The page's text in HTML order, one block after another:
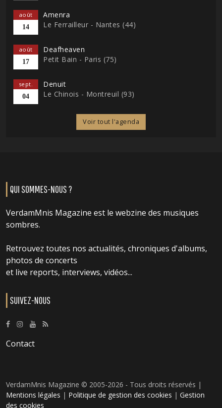
août
14
Amenra
Le Ferrailleur - Nantes (44)
août
17
Deafheaven
Petit Bain - Paris (75)
sept.
04
Denuit
Le Chinois - Montreuil (93)
Voir tout l'agenda
QUI SOMMES-NOUS ?
VerdamMnis Magazine est le webzine des musiques
sombres.
Retrouvez toutes nos actualités, chroniques d'albums,
photos de concerts
et live reports, interviews, vidéos...
SUIVEZ-NOUS
Contact
VerdamMnis Magazine © 2005-2026 - Tous droits réservés |
Mentions légales | Politique de gestion des cookies | Gestion
des cookies